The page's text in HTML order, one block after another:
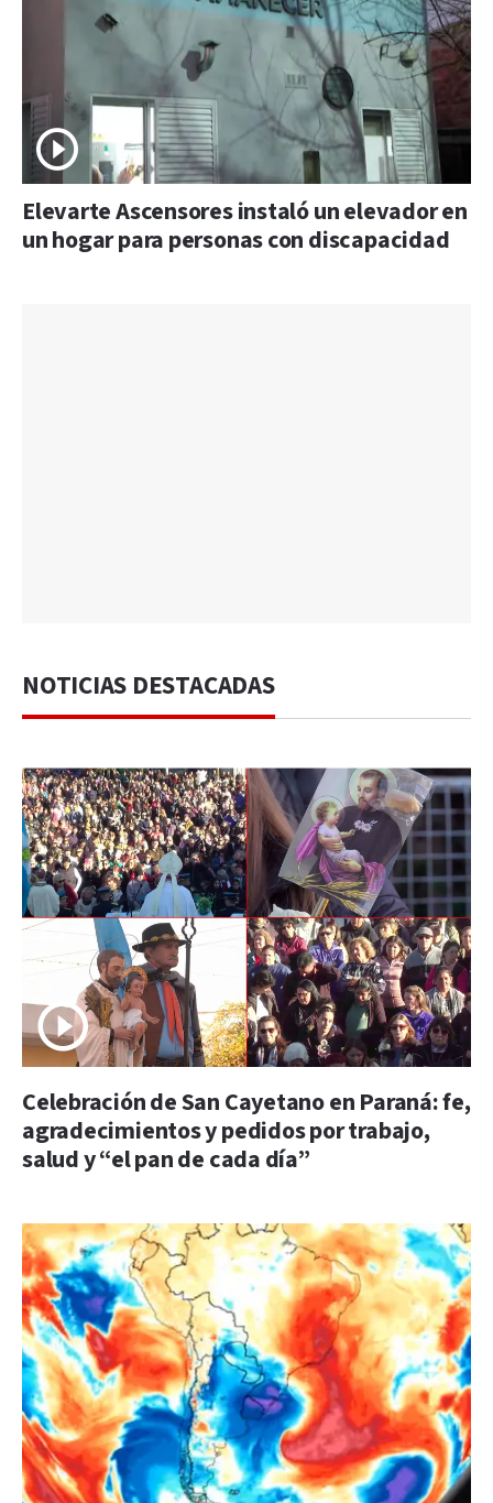
Elevarte Ascensores instaló un elevador en
un hogar para personas con discapacidad
NOTICIAS DESTACADAS
Celebración de San Cayetano en Paraná: fe,
agradecimientos y pedidos por trabajo,
salud y “el pan de cada día”